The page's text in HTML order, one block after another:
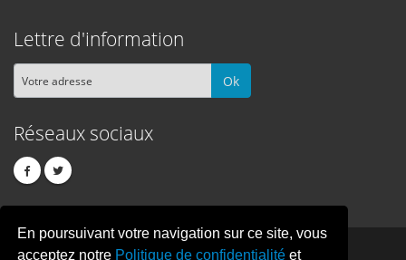
En poursuivant votre navigation sur ce site, vous
acceptez notre Politique de confidentialité et
Lettre d'information
Ok
Réseaux sociaux
PIXELCREATION